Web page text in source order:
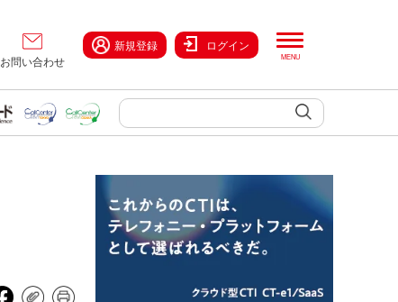
お問い合わせ
新規登録 ログイン